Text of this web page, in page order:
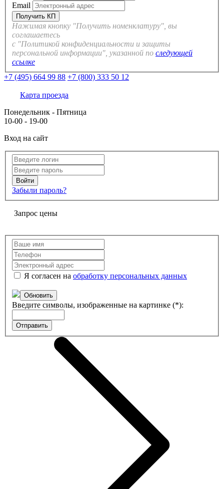
Email
Нажимая кнопку "Получить номенклатуру", вы
соглашаетесь
с "Политикой конфиденциальности и защиты
персональной информации", указанной по следующей
ссылке
+7 (495) 664 99 88 +7 (800) 333 50 12
Карта проезда
Понедельник - Пятница
10-00 - 19-00
Вход на сайт
Забыли пароль?
Запрос цены
Я согласен на обработку персональных данных
Обновить
Введите символы, изображенные на картинке (*):